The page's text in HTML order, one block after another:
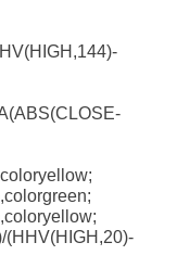
(HHV(HIGH,20)-